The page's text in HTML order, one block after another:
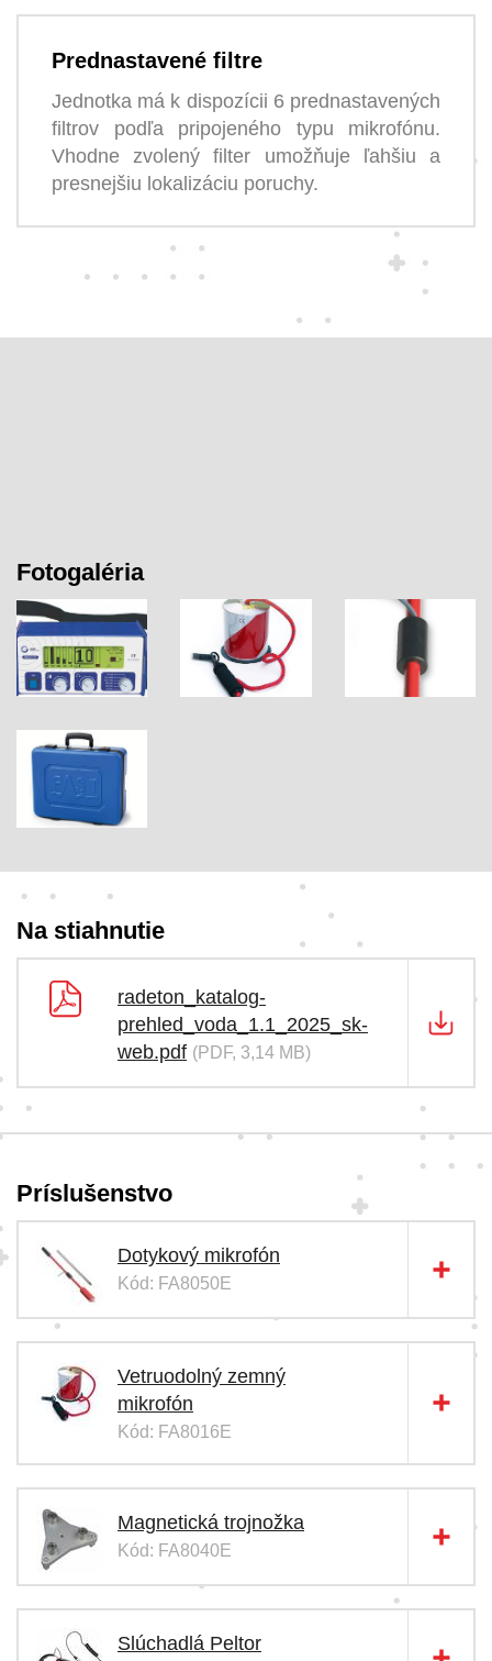
Prednastavené filtre
Jednotka má k dispozícii 6 prednastavených
filtrov podľa pripojeného typu mikrofónu.
Vhodne zvolený filter umožňuje ľahšiu a
presnejšiu lokalizáciu poruchy.
Fotogaléria
Na stiahnutie
radeton_katalog-
prehled_voda_1.1_2025_sk-
web.pdf (PDF, 3,14 MB)
Príslušenstvo
Dotykový mikrofón
Kód: FA8050E
Vetruodolný zemný
mikrofón
Kód: FA8016E
Magnetická trojnožka
Kód: FA8040E
Slúchadlá Peltor